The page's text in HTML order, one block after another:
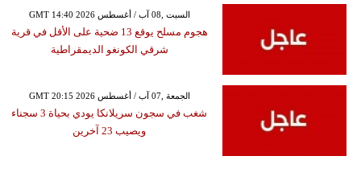
GMT 14:40 2026 السبت ,08 آب / أغسطس
هجوم مسلح يوقع 13 ضحية على الأقل في قرية
شرقي الكونغو الديمقراطية
GMT 20:15 2026 الجمعة ,07 آب / أغسطس
شغب في سجون سريلانكا يودي بحياة 3 سجناء
ويصيب 23 آخرين